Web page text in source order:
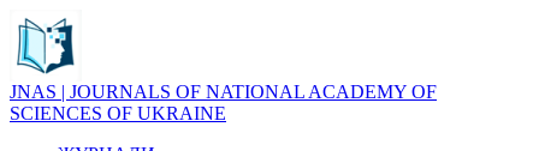
JNAS | JOURNALS OF NATIONAL ACADEMY OF
SCIENCES OF UKRAINE